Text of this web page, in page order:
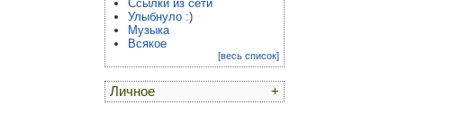
Ссылки из сети
Улыбнуло :)
Музыка
Всякое
[весь список]
+
Личное